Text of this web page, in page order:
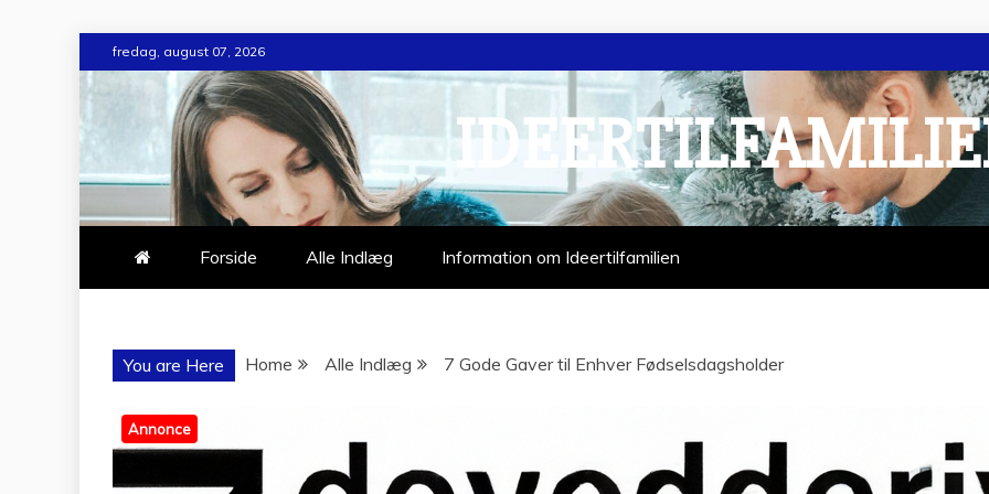
to
fredag, august 07, 2026
Forside Alle Indlæg Information om Ideertilfamilien
You are Here Home Alle Indlæg 7 Gode Gaver til Enhver Fødselsdagsholder
Annonce